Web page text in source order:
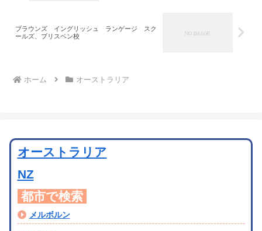
ブラウンズ イングリッシュ ランゲージ スク
ールズ、ブリスベン校
ホーム オーストラリア
オーストラリア
NZ
都市で検索
メルボルン